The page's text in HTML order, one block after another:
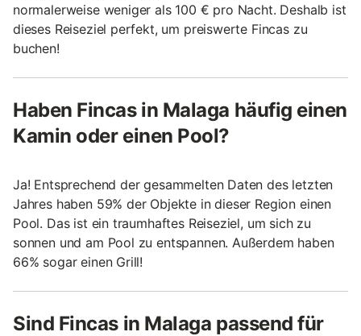
normalerweise weniger als 100 € pro Nacht. Deshalb ist
dieses Reiseziel perfekt, um preiswerte Fincas zu
buchen!
Haben Fincas in Malaga häufig einen
Kamin oder einen Pool?
Ja! Entsprechend der gesammelten Daten des letzten
Jahres haben 59% der Objekte in dieser Region einen
Pool. Das ist ein traumhaftes Reiseziel, um sich zu
sonnen und am Pool zu entspannen. Außerdem haben
66% sogar einen Grill!
Sind Fincas in Malaga passend für